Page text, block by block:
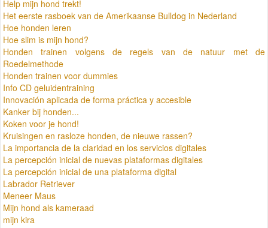
Help mijn hond trekt!
Het eerste rasboek van de Amerikaanse Bulldog in Nederland
Hoe honden leren
Hoe slim is mijn hond?
Honden trainen volgens de regels van de natuur met de
Roedelmethode
Honden trainen voor dummies
Info CD geluidentraining
Innovación aplicada de forma práctica y accesible
Kanker bij honden...
Koken voor je hond!
Kruisingen en rasloze honden, de nieuwe rassen?
La importancia de la claridad en los servicios digitales
La percepción inicial de nuevas plataformas digitales
La percepción inicial de una plataforma digital
Labrador Retriever
Meneer Maus
Mijn hond als kameraad
mijn kira